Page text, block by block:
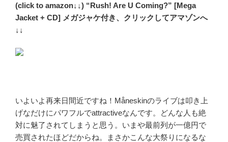
(click to amazon↓↓) “Rush! Are U Coming?” [Mega
Jacket + CD] メガジャケ付き、クリックしてアマゾンへ
↓↓
いよいよ再来日間近ですね！Måneskinのライブは叩き上
げなだけにパワフルでattractiveなんです。どんな人も絶
対に魅了されてしまうと思う。いまや最前列が一億円で
売買されたほどだからね。まさかこんな大祭りになるな